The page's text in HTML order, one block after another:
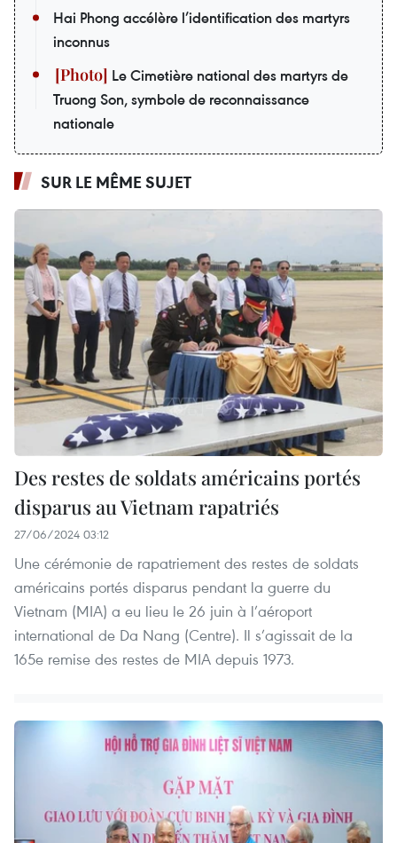
Hai Phong accélère l’identification des martyrs
inconnus
Le Cimetière national des martyrs de
Truong Son, symbole de reconnaissance
nationale
SUR LE MÊME SUJET
Des restes de soldats américains portés
disparus au Vietnam rapatriés
27/06/2024 03:12
Une cérémonie de rapatriement des restes de soldats
américains portés disparus pendant la guerre du
Vietnam (MIA) a eu lieu le 26 juin à l’aéroport
international de Da Nang (Centre). Il s’agissait de la
165e remise des restes de MIA depuis 1973.